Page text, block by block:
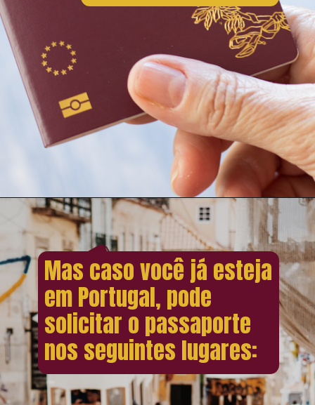
Mas caso você já esteja
em Portugal, pode
solicitar o passaporte
nos seguintes lugares: